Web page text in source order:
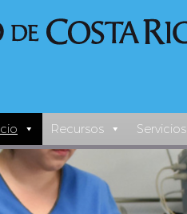
Recursos Servicios